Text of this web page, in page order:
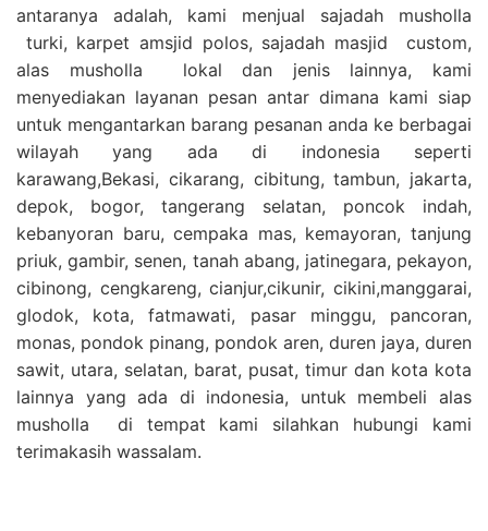
antaranya adalah, kami menjual sajadah musholla
turki, karpet amsjid polos, sajadah masjid custom,
alas musholla lokal dan jenis lainnya, kami
menyediakan layanan pesan antar dimana kami siap
untuk mengantarkan barang pesanan anda ke berbagai
wilayah yang ada di indonesia seperti
karawang,Bekasi, cikarang, cibitung, tambun, jakarta,
depok, bogor, tangerang selatan, poncok indah,
kebanyoran baru, cempaka mas, kemayoran, tanjung
priuk, gambir, senen, tanah abang, jatinegara, pekayon,
cibinong, cengkareng, cianjur,cikunir, cikini,manggarai,
glodok, kota, fatmawati, pasar minggu, pancoran,
monas, pondok pinang, pondok aren, duren jaya, duren
sawit, utara, selatan, barat, pusat, timur dan kota kota
lainnya yang ada di indonesia, untuk membeli alas
musholla di tempat kami silahkan hubungi kami
terimakasih wassalam.